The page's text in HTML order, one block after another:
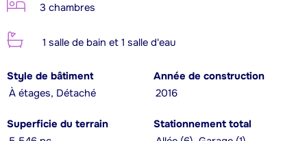
3 chambres
1 salle de bain et 1 salle d'eau
Style de bâtiment
À étages, Détaché
Année de construction
2016
Superficie du terrain
Stationnement total